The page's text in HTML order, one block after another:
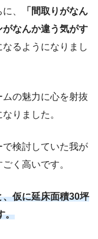
、
「間取りがなん
がなんか違う気がす
るようになりまし
の魅力に心を射抜
りました。
検討していた我が
く高いです。
仮に延床面積30坪
。